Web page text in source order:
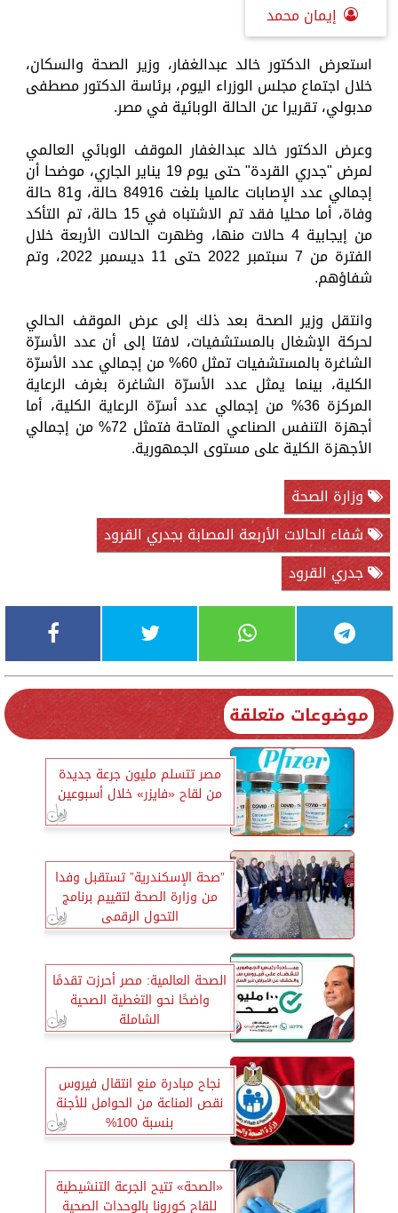
إيمان محمد
استعرض الدكتور خالد عبدالغفار، وزير الصحة والسكان،
خلال اجتماع مجلس الوزراء اليوم، برئاسة الدكتور مصطفى
مدبولي، تقريرا عن الحالة الوبائية في مصر.
وعرض الدكتور خالد عبدالغفار الموقف الوبائي العالمي
لمرض "جدري القردة" حتى يوم 19 يناير الجاري، موضحا أن
إجمالي عدد الإصابات عالميا بلغت 84916 حالة، و81 حالة
وفاة، أما محليا فقد تم الاشتباه في 15 حالة، تم التأكد
من إيجابية 4 حالات منها، وظهرت الحالات الأربعة خلال
الفترة من 7 سبتمبر 2022 حتى 11 ديسمبر 2022، وتم
شفاؤهم.
وانتقل وزير الصحة بعد ذلك إلى عرض الموقف الحالي
لحركة الإشغال بالمستشفيات، لافتا إلى أن عدد الأسرّة
الشاغرة بالمستشفيات تمثل 60% من إجمالي عدد الأسرّة
الكلية، بينما يمثل عدد الأسرّة الشاغرة بغرف الرعاية
المركزة 36% من إجمالي عدد أسرّة الرعاية الكلية، أما
أجهزة التنفس الصناعي المتاحة فتمثل 72% من إجمالي
الأجهزة الكلية على مستوى الجمهورية.
وزارة الصحة
شفاء الحالات الأربعة المصابة بجدري القرود
جدري القرود
موضوعات متعلقة
مصر تتسلم مليون جرعة جديدة
من لقاح «فايزر» خلال أسبوعين
”صحة الإسكندرية” تستقبل وفدا
من وزارة الصحة لتقييم برنامج
التحول الرقمى
الصحة العالمية: مصر أحرزت تقدمًا
واضحًا نحو التغطية الصحية
الشاملة
نجاح مبادرة منع انتقال فيروس
نقص المناعة من الحوامل للأجنة
بنسبة 100%
«الصحة» تتيح الجرعة التنشيطية
للقاح كورونا بالوحدات الصحية